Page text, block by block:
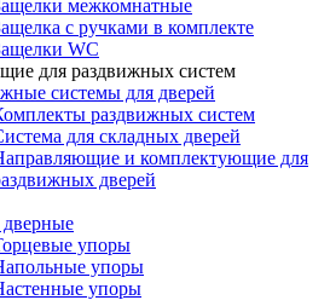
межкомнатные
с ручками в комплекте
WC
для раздвижных систем
системы для дверей
раздвижных систем
для складных дверей
и комплектующие для
дверей
упоры
упоры
упоры